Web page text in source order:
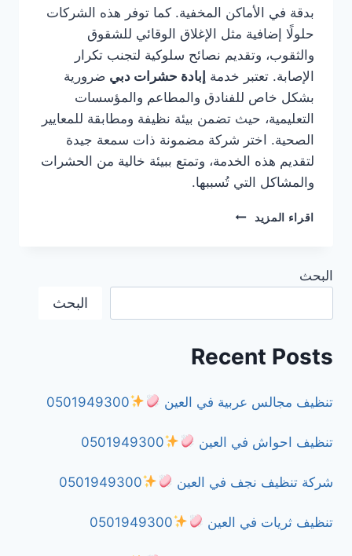
بدقة في الأماكن المخفية. كما توفر هذه الشركات
حلولًا إضافية مثل الإغلاق الوقائي للشقوق
والثقوب، وتقديم نصائح سلوكية لتجنب تكرار
الإصابة. تعتبر خدمة إبادة حشرات دبي ضرورية
بشكل خاص للفنادق والمطاعم والمؤسسات
التعليمية، حيث تضمن بيئة نظيفة ومطابقة للمعايير
الصحية. اختر شركة مضمونة ذات سمعة جيدة
لتقديم هذه الخدمة، وتمتع ببيئة خالية من الحشرات
والمشاكل التي تُسببها.
اقراء المزيد
شركة
البحث
البحث
Recent Posts
تنظيف مجالس عربية في العين 0501949300
تنظيف احواش في العين 0501949300
شركة تنظيف نجف في العين 0501949300
تنظيف ثريات في العين 0501949300